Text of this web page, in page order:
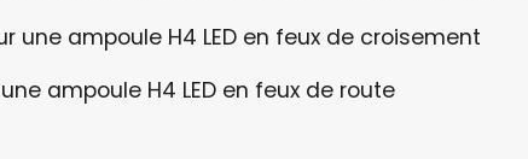
une ampoule H4 LED en feux de croisement
ampoule H4 LED en feux de route